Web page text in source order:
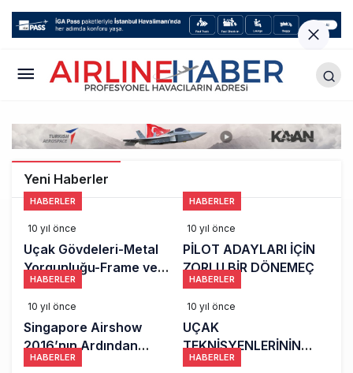
Yeni Haberler
HABERLER
10 yıl önce
Uçak Gövdeleri-Metal
Yorgunluğu-Frame ve
Stringer'ler
HABERLER
10 yıl önce
PİLOT ADAYLARI İÇİN
ZORLU BİR DÖNEMEÇ
HABERLER
10 yıl önce
Singapore Airshow
2016’nın Ardından
(Fuardan Resimlerle)
HABERLER
10 yıl önce
UÇAK
TEKNİSYENLERİNİN
DİKKATİNE!
HABERLER HABERLER